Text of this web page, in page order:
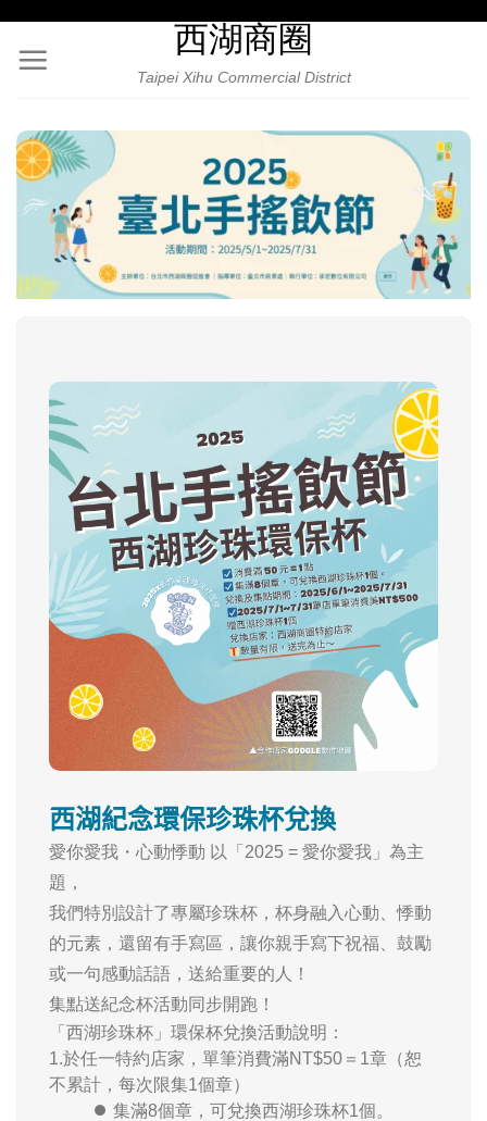
content
西湖商圈
Taipei Xihu Commercial District
西湖紀念環保珍珠杯兌換
愛你愛我・心動悸動 以「2025 = 愛你愛我」為主
題，
我們特別設計了專屬珍珠杯，杯身融入心動、悸動
的元素，還留有手寫區，讓你親手寫下祝福、鼓勵
或一句感動話語，送給重要的人！
集點送紀念杯活動同步開跑！
「西湖珍珠杯」環保杯兌換活動說明：
1.於任一特約店家，單筆消費滿NT$50＝1章（恕
不累計，每次限集1個章）
⏺︎ 集滿8個章，可兌換西湖珍珠杯1個。